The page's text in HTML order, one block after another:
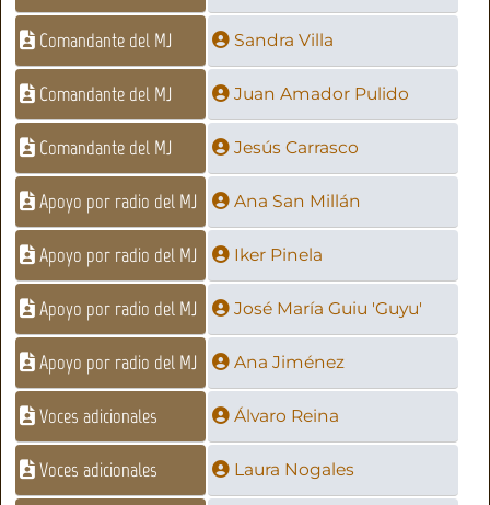
Comandante del MJ Sandra Villa
Comandante del MJ Juan Amador Pulido
Comandante del MJ Jesús Carrasco
Apoyo por radio del MJ Ana San Millán
Apoyo por radio del MJ Iker Pinela
Apoyo por radio del MJ José María Guiu 'Guyu'
Apoyo por radio del MJ Ana Jiménez
Voces adicionales Álvaro Reina
Voces adicionales Laura Nogales